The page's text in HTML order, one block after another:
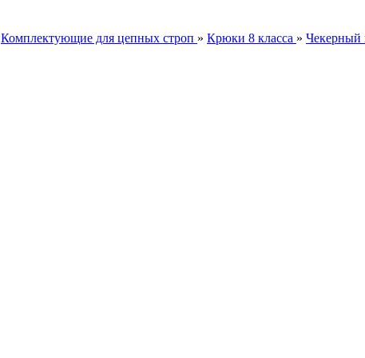
Комплектующие для цепных строп » Крюки 8 класса » Чекерный